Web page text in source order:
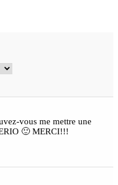
vous me mettre une
🙂 MERCI!!!